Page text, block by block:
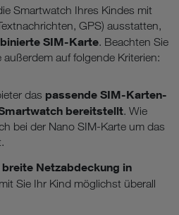
Smartwatch Ihres Kindes mit
GPS) ausstatten,
SIM-Karte. Beachten Sie
auf folgende Kriterien:
das passende SIM-Karten-
bereitstellt. Wie
bei der Nano SIM-Karte um das
breite Netzabdeckung in
Sie Ihr Kind möglichst überall
Cookies“ wählen, dann sind für
die zur Funktion dieser